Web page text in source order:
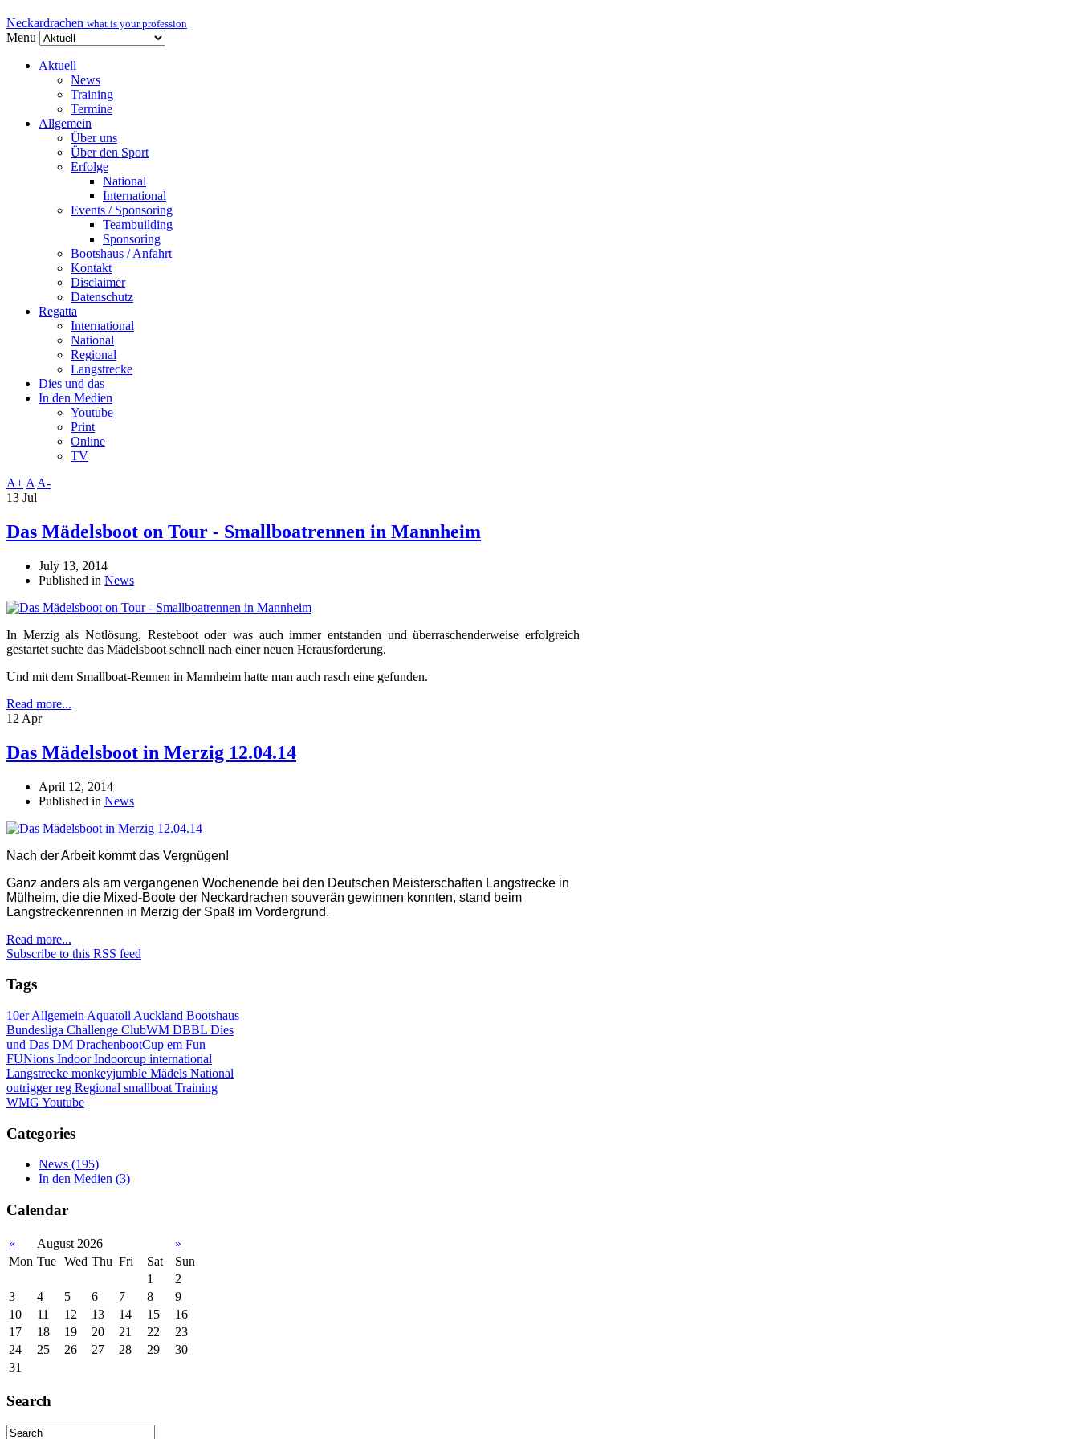
Neckardrachen what is your profession
Menu
Aktuell
News
Training
Termine
Allgemein
Über uns
Über den Sport
Erfolge
National
International
Events / Sponsoring
Teambuilding
Sponsoring
Bootshaus / Anfahrt
Kontakt
Disclaimer
Datenschutz
Regatta
International
National
Regional
Langstrecke
Dies und das
In den Medien
Youtube
Print
Online
TV
A+ A A-
13 Jul
Das Mädelsboot on Tour - Smallboatrennen in Mannheim
July 13, 2014
Published in News
In Merzig als Notlösung, Resteboot oder was auch immer entstanden und überraschenderweise erfolgreich
gestartet suchte das Mädelsboot schnell nach einer neuen Herausforderung.
Und mit dem Smallboat-Rennen in Mannheim hatte man auch rasch eine gefunden.
Read more...
12 Apr
Das Mädelsboot in Merzig 12.04.14
April 12, 2014
Published in News
Nach der Arbeit kommt das Vergnügen!
Ganz anders als am vergangenen Wochenende bei den Deutschen Meisterschaften Langstrecke in
Mülheim, die die Mixed-Boote der Neckardrachen souverän gewinnen konnten, stand beim
Langstreckenrennen in Merzig der Spaß im Vordergrund.
Read more...
Subscribe to this RSS feed
Tags
10erAllgemein Aquatoll Auckland Bootshaus
Bundesliga Challenge ClubWM DBBL Dies
und Das DM DrachenbootCup em Fun
FUNions IndoorIndoorcup international
Langstrecke monkeyjumble Mädels National
outriggerreg Regional smallboat Training
WMG Youtube
Categories
News (195)
In den Medien (3)
Calendar
« August 2026
»
Mon Tue Wed Thu Fri Sat
Sun
1
2
3
4 5 6 7 8
9
10
11 12 13 14 15
16
17
18 19 20 21 22
23
24
25 26 27 28 29
30
31
Search